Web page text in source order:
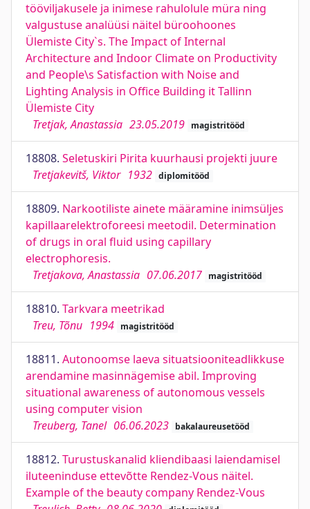
tööviljakusele ja inimese rahulolule müra ning
valgustuse analüüsi näitel büroohoones
Ülemiste City`s. The Impact of Internal
Architecture and Indoor Climate on Productivity
and People\s Satisfaction with Noise and
Lighting Analysis in Office Building it Tallinn
Ülemiste City
Tretjak, Anastassia 23.05.2019 magistritööd
18808. Seletuskiri Pirita kuurhausi projekti juure
Tretjakevitš, Viktor 1932 diplomitööd
18809. Narkootiliste ainete määramine inimsüljes
kapillaarelektroforeesi meetodil. Determination
of drugs in oral fluid using capillary
electrophoresis.
Tretjakova, Anastassia 07.06.2017 magistritööd
18810. Tarkvara meetrikad
Treu, Tõnu 1994 magistritööd
18811. Autonoomse laeva situatsiooniteadlikkuse
arendamine masinnägemise abil. Improving
situational awareness of autonomous vessels
using computer vision
Treuberg, Tanel 06.06.2023 bakalaureusetööd
18812. Turustuskanalid kliendibaasi laiendamisel
iluteeninduse ettevõtte Rendez-Vous näitel.
Example of the beauty company Rendez-Vous